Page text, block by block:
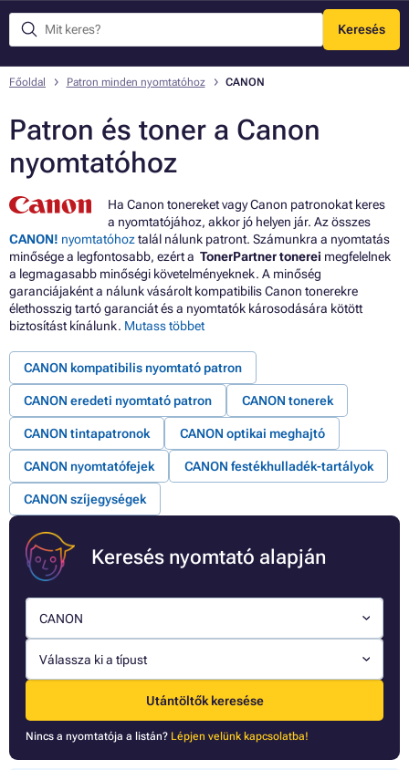
Keresés
Menü
Főoldal Patron minden nyomtatóhoz CANON
Patron és toner a Canon
nyomtatóhoz
Ha Canon tonereket vagy Canon patronokat keres
a nyomtatójához, akkor jó helyen jár. Az összes
CANON! nyomtatóhoztalál nálunk patront. Számunkra a nyomtatás
minősége a legfontosabb, ezért a TonerPartner tonerei megfelelnek
a legmagasabb minőségi követelményeknek. A minőség
garanciájaként a nálunk vásárolt kompatibilis Canon tonerekre
élethosszig tartó garanciát és a nyomtatók károsodására kötött
biztosítást kínálunk. Mutass többet
CANON kompatibilis nyomtató patron
CANON eredeti nyomtató patron CANON tonerek
CANON tintapatronok CANON optikai meghajtó
CANON nyomtatófejek CANON festékhulladék-tartályok
CANON szíjegységek
Keresés nyomtató alapján
CANON
Válassza ki a típust
Utántöltők keresése
Nincs a nyomtatója a listán? Lépjen velünk kapcsolatba!